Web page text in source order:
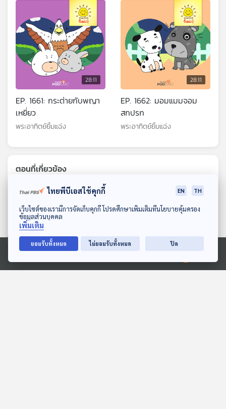
ดาวน์โหลด Thai PBS Podcast Application
Ⓒ 2020 องค์การกระจายเสียงและแพร่ภาพสาธารณะแห่งประเทศไทย
28:11
EP. 1661: กระต่ายกับพญา
เหยี่ยว
พระอาทิตย์ยิ้มแฉ่ง
28:11
EP. 1662: มอมแมมจอม
สกปรก
พระอาทิตย์ยิ้มแฉ่ง
ตอนที่เกี่ยวข้อง
ไทยพีบีเอสใช้คุกกี้ EN TH
เว็บไซต์ของเรามีการจัดเก็บคุกกี้ โปรดศึกษาเพิ่มเติมที่นโยบายคุ้มครอง
ข้อมูลส่วนบุคคล
เพิ่มเติม
ยอมรับทั้งหมด ไม่ยอมรับทั้งหมด ปิด